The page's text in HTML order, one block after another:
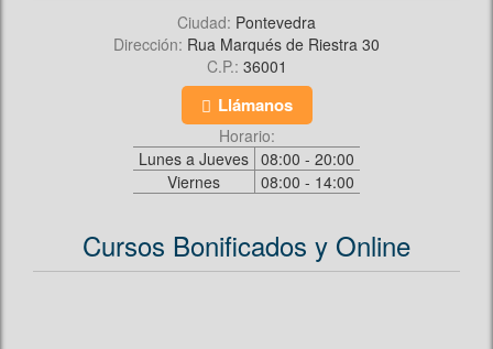
Ciudad: Pontevedra
Dirección: Rua Marqués de Riestra 30
C.P.: 36001
Llámanos
Horario:
Lunes a Jueves 08:00 - 20:00
Viernes
08:00 - 14:00
Cursos Bonificados y Online